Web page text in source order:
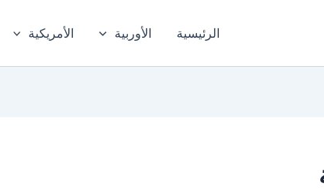
الرئيسية الأوربية الأمريكية